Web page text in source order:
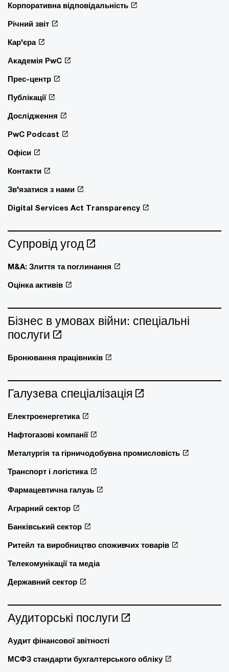
Корпоративна відповідальність
Річний звіт
Кар'єра
Академія PwC
Прес-центр
Публікації
Дослідження
PwC Podcast
Офіси
Контакти
Зв'язатися з нами
Digital Services Act Transparency
Супровід угод
M&A: Злиття та поглинання
Оцінка активів
Бізнес в умовах війни: спеціальні
послуги
Бронювання працівників
Галузева спеціалізація
Електроенергетика
Нафтогазові компанії
Металургія та гірничодобувна промисловість
Транспорт і логістика
Фармацевтична галузь
Аграрний сектор
Банківський сектор
Ритейл та виробництво споживчих товарів
Телекомунікації та медіа
Державний сектор
Аудиторські послуги
Аудит фінансової звітності
МСФЗ стандарти бухгалтерського обліку